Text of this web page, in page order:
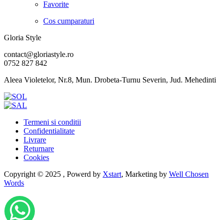
Favorite
Cos cumparaturi
Gloria Style
contact@gloriastyle.ro
0752 827 842
Aleea Violetelor, Nr.8, Mun. Drobeta-Turnu Severin, Jud. Mehedinti
Termeni si conditii
Confidentialitate
Livrare
Returnare
Cookies
Copyright © 2025 , Powerd by Xstart, Marketing by Well Chosen
Words